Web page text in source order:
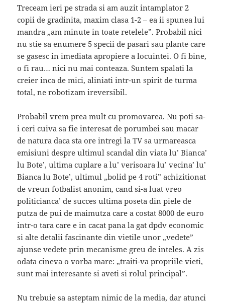
Treceam ieri pe strada si am auzit intamplator 2
copii de gradinita, maxim clasa 1-2 – ea ii spunea lui
mandra „am minute in toate retelele”. Probabil nici
nu stie sa enumere 5 specii de pasari sau plante care
se gasesc in imediata apropiere a locuintei. O fi bine,
o fi rau… nici nu mai conteaza. Suntem spalati la
creier inca de mici, aliniati intr-un spirit de turma
total, ne robotizam ireversibil.
Probabil vrem prea mult cu promovarea. Nu poti sa-
i ceri cuiva sa fie interesat de porumbei sau macar
de natura daca sta ore intregi la TV sa urmareasca
emisiuni despre ultimul scandal din viata lu’ Bianca’
lu Bote’, ultima cuplare a lu’ verisoara lu’ vecina’ lu’
Bianca lu Bote’, ultimul „bolid pe 4 roti” achizitionat
de vreun fotbalist anonim, cand si-a luat vreo
politicianca’ de succes ultima poseta din piele de
putza de pui de maimutza care a costat 8000 de euro
intr-o tara care e in cacat pana la gat dpdv economic
si alte detalii fascinante din vietile unor „vedete”
ajunse vedete prin mecanisme greu de inteles. A zis
odata cineva o vorba mare: „traiti-va propriile vieti,
sunt mai interesante si aveti si rolul principal”.
Nu trebuie sa asteptam nimic de la media, dar atunci